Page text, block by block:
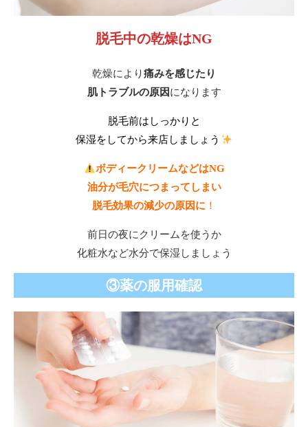
脱毛中の乾燥はNG
乾燥により痛みを感じたり
肌トラブルの原因になります
脱毛前はしっかりと
保湿をしてから来店しましょう
ボディークリームなどはNG
油分が毛穴につまってしまい
脱毛効果の減少の原因に ！
前日の夜にクリームを使うか
化粧水など水分で保湿しましょう
③薬の服用確認